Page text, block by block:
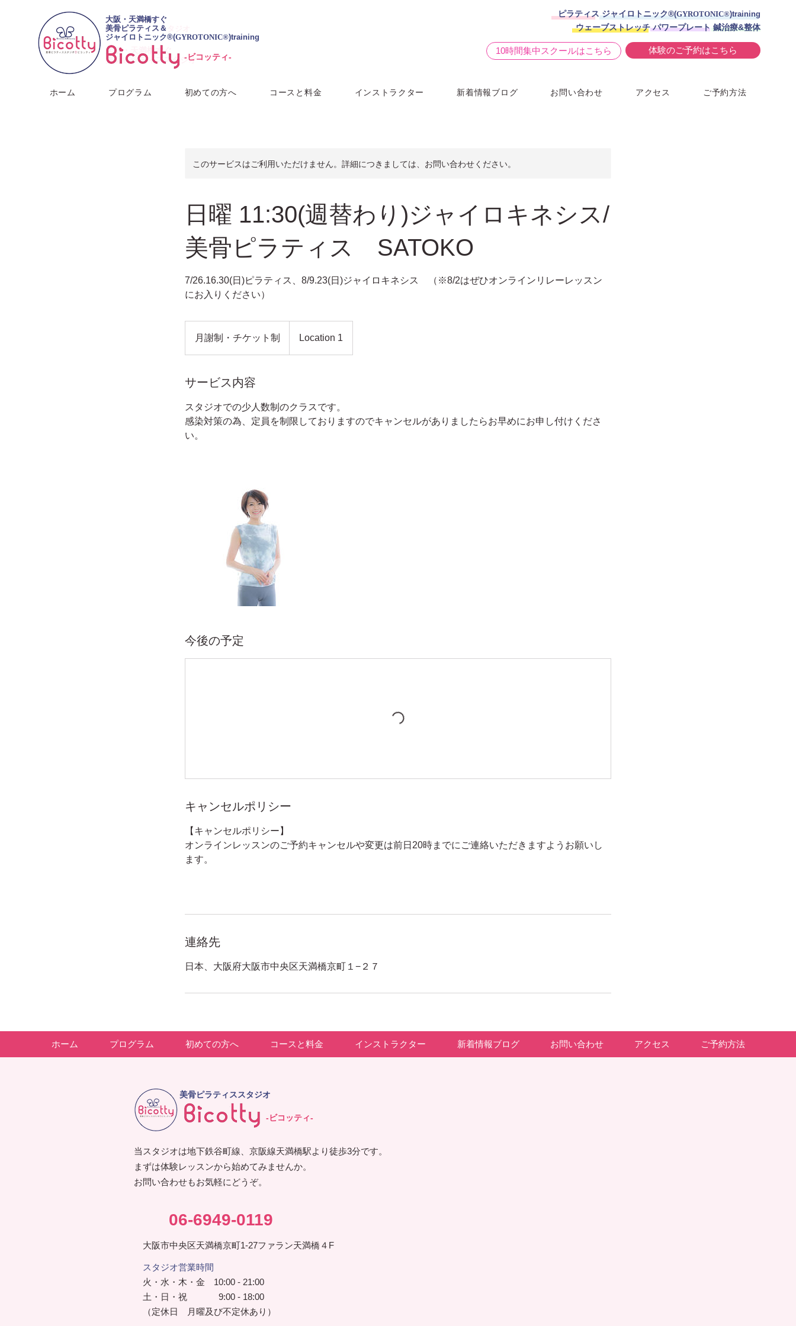
大阪・天満橋すぐ
美骨ピラティススタジオ
​大阪・天満橋すぐ
美骨ピラティススタジオ
​大阪・天満橋すぐ
美骨ピラティス＆
ジャイロトニック®︎(GYROTONIC®)training
-ビコッティ-
ピラティス ジャイロトニック®︎(GYROTONIC®)training
ウェーブストレッチ パワープレート 鍼治療&整体
10時間集中スクールはこちら 体験のご予約はこちら
ホーム プログラム 初めての方へ コースと料金 インストラクター 新着情報ブログ お問い合わせ アクセス ご予約方法
このサービスはご利用いただけません。詳細につきましては、お問い合わせください。
日曜 11:30(週替わり)ジャイロキネシス/
美骨ピラティス SATOKO
7/26.16.30(日)ピラティス、8/9.23(日)ジャイロキネシス （※8/2はぜひオンラインリレーレッスン
にお入りください）
制・
制
月謝制・チケット制 Location 1
サービス内容
スタジオでの少人数制のクラスです。
感染対策の為、定員を制限しておりますのでキャンセルがありましたらお早めにお申し付けくださ
い。
今後の予定
キャンセルポリシー
【キャンセルポリシー】
オンラインレッスンのご予約キャンセルや変更は前日20時までにご連絡いただきますようお願いし
ます。
連絡先
日本、大阪府大阪市中央区天満橋京町１−２７
ホーム プログラム 初めての方へ コースと料金 インストラクター 新着情報ブログ お問い合わせ アクセス ご予約方法
美骨ピラティススタジオ
-ビコッティ-
当スタジオは地下鉄谷町線、京阪線天満橋駅より徒歩3分です。
まずは体験レッスンから始めてみませんか。
お問い合わせもお気軽にどうぞ。
06-6949-0119
大阪市中央区天満橋京町1-27ファラン天満橋４F
スタジオ営業時間
火・水・木・金 10:00 - 21:00
土・日・祝 9:00 - 18:00
（定休日 月曜及び不定休あり）